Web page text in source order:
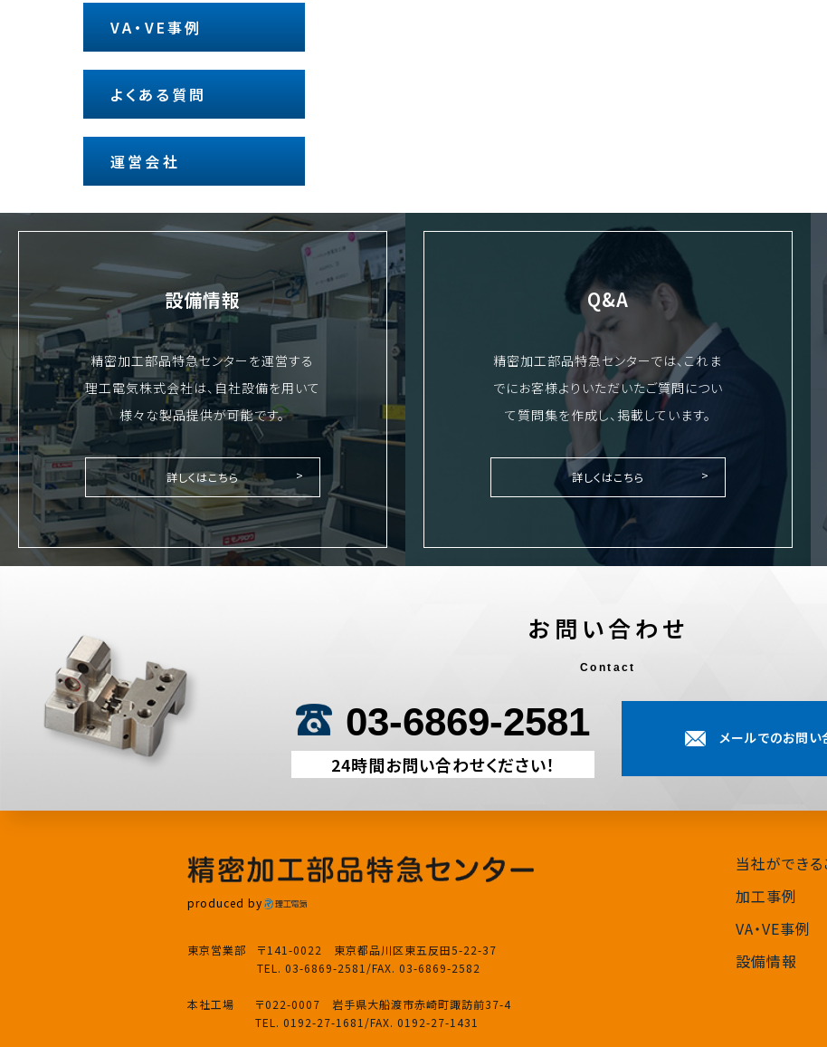
VA・VE事例
よくある質問
運営会社
設備情報
精密加工部品特急センターを運営する
理工電気株式会社は、自社設備を用いて
様々な製品提供が可能です。
詳しくはこちら
Q&A
精密加工部品特急センターでは、これま
でにお客様よりいただいたご質問につい
て質問集を作成し、掲載しています。
詳しくはこちら
お問い合わせ
Contact
03-6869-2581
24時間お問い合わせください！
メールでのお問い
produced by
東京営業部
〒141-0022 東京都品川区東五反田5-22-37
TEL. 03-6869-2581/FAX. 03-6869-2582
本社工場
〒022-0007 岩手県大船渡市赤崎町諏訪前37-4
TEL. 0192-27-1681/FAX. 0192-27-1431
当社ができる
加工事例
VA・VE事例
設備情報